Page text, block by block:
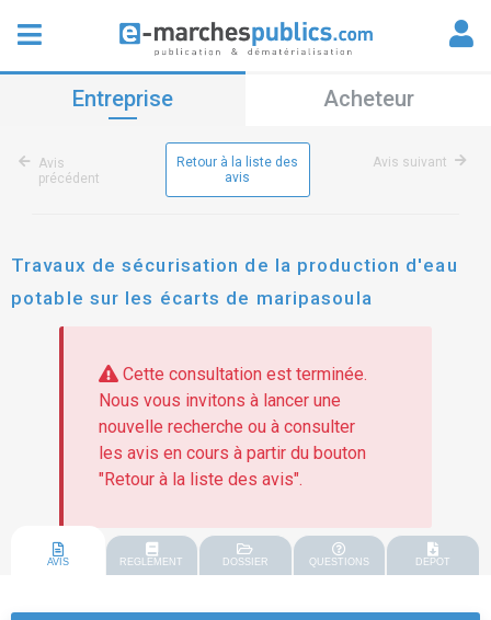
Entreprise Acheteur
Avis
précédent
Retour à la liste des
avis
Avis suivant
Travaux de sécurisation de la production d'eau
potable sur les écarts de maripasoula
Cette consultation est terminée.
Nous vous invitons à lancer une
nouvelle recherche ou à consulter
les avis en cours à partir du bouton
"Retour à la liste des avis".
AVIS REGLEMENT DOSSIER QUESTIONS DEPOT